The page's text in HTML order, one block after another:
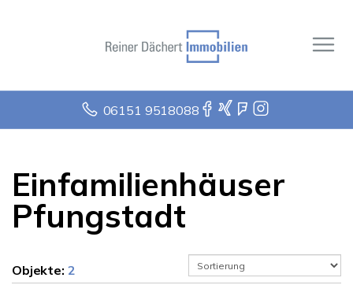
06151 9518088
Einfamilienhäuser
Pfungstadt
Objekte: 2